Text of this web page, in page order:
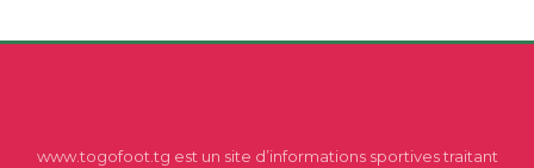
www.togofoot.tg est un site d’informations sportives traitant